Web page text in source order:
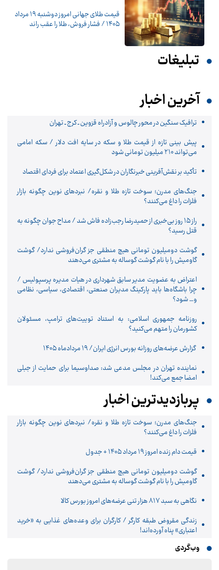
قیمت طلای جهانی امروز دوشنبه ۱۹ مرداد
۱۴۰۵ / فشار فروش، طلا را عقب راند
تبلیغات
آخرین اخبار
ترافیک سنگین در محور چالوس و آزادراه قزوین ـ کرج ـ تهران
پیش بینی تازه از قیمت طلا و سکه در سایه افت دلار / سکه امامی
می‌تواند ۲۱۰ میلیون تومانی شود
تأکید بر نقش‌آفرینی خبرنگاران در شکل‌گیری اعتماد برای فردای اقتصاد
جنگ‌های مدرن؛ سوخت تازه طلا و نقره/ نبردهای نوین چگونه بازار
فلزات را داغ می‌کنند؟
راز ۱۵ روز بی‌خبری از حمیدرضا رجب‌زاده فاش شد / مداح جوان چگونه به
قتل رسید؟
گوشت دومیلیون تومانی هیچ منطقی جز گران‌فروشی ندارد/ گوشت
گاومیش را با نام گوشت گوساله به مشتری می‌دهند
اعتراض به عضویت مدیر سابق شهرداری در هیات مدیره پرسپولیس /
چرا باشگاه‌ها باید پارکینگ مدیران صنعتی، اقتصادی، سیاسی، نظامی
و… شود؟
روزنامه جمهوری اسلامی: به استناد توییت‌های ترامپ، مسئولان
کشورمان را متهم می‌کنید؟
گزارش عرضه‌های روزانه بورس انرژی ایران/ ۱۹ مردادماه ۱۴۰۵
نماینده تهران در مجلس مدعی شد: صداوسیما برای حمایت از جبلی
امضا جمع می‌کند!
پربازدیدترین اخبار
جنگ‌های مدرن؛ سوخت تازه طلا و نقره/ نبردهای نوین چگونه بازار
فلزات را داغ می‌کنند؟
قیمت دام زنده امروز ۱۹ مرداد ۱۴۰۵ + جدول
گوشت دومیلیون تومانی هیچ منطقی جز گران‌فروشی ندارد/ گوشت
گاومیش را با نام گوشت گوساله به مشتری می‌دهند
نگاهی به سبد ۸۱۷ هزار تنی عرضه‌های امروز بورس کالا
زندگی مقروض طبقه کارگر / کارگران برای وعده‌های غذایی به «خرید
اعتباری» پناه آورده‌اند!
وب‌گردی